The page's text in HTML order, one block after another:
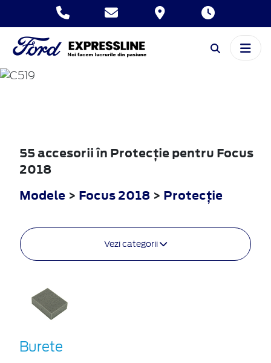
FOCUS
55 accesorii în Protecţie pentru Focus
2018
Modele > Focus 2018 > Protecţie
Vezi categorii
Burete